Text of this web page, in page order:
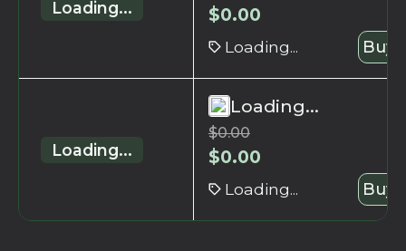
Loading... $0.00
Loading... Buy
Loading...
Loading...
$0.00
$0.00
Loading... Buy